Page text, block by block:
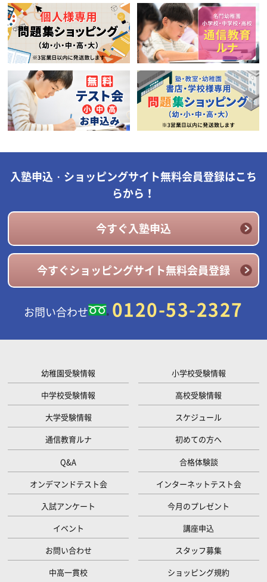
入塾申込・ショッピングサイト無料会員登録はこち
らから！
今すぐ入塾申込
今すぐショッピングサイト無料会員登録
お問い合わせ 0120-53-2327
幼稚園受験情報
小学校受験情報
中学校受験情報
高校受験情報
大学受験情報
スケジュール
通信教育ルナ
初めての方へ
Q&A
合格体験談
オンデマンドテスト会
インターネットテスト会
入試アンケート
今月のプレゼント
イベント
講座申込
お問い合わせ
スタッフ募集
中高一貫校
ショッピング規約